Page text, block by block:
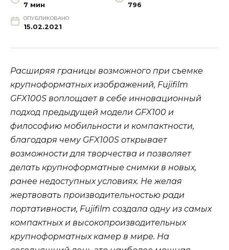
7 мин 796
ОПУБЛИКОВАНО
15.02.2021
Расширяя границы возможного при съемке
крупноформатных изображений, Fujifilm
GFX100S воплощает в себе инновационный
подход предыдущей модели GFX100 и
философию мобильности и компактности,
благодаря чему GFX100S открывает
возможности для творчества и позволяет
делать крупноформатные снимки в новых,
ранее недоступных условиях. Не желая
жертвовать производительностью ради
портативности, Fujifilm создала одну из самых
компактных и высокопроизводительных
крупноформатных камер в мире. На